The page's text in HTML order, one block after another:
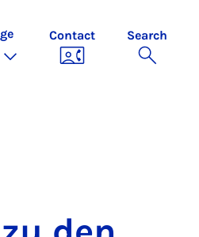
Contact Search